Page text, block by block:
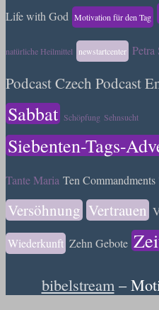
Life with God Motivation für den Tag
natürliche Heilmittel newstartcenter Petra
Podcast Czech Podcast
Sabbat Schöpfung Sehnsucht
Siebenten-Tags-
Tante Maria Ten Commandments
Versöhnung Vertrauen
Wiederkunft Zehn Gebote
bibelstream–